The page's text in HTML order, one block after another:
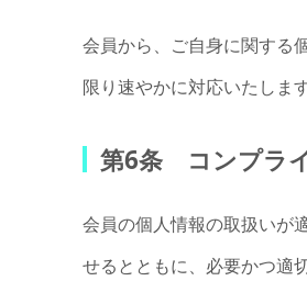
会員から、ご自身に関する
限り速やかに対応いたします
第6条 コンプラ
会員の個人情報の取扱いが
せるとともに、必要かつ適